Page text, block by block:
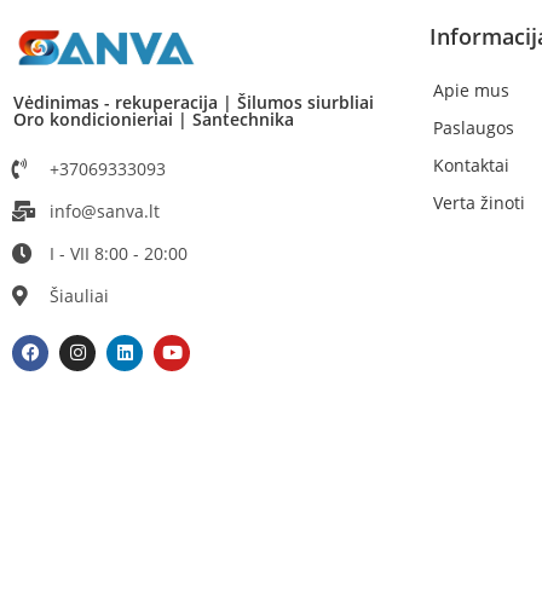
Vėdinimas - rekuperacija | Šilumos siurbliai
Oro kondicionieriai | Santechnika
+37069333093
info@sanva.lt
I - VII 8:00 - 20:00
Šiauliai
Apie mus
Paslaugos
Kontaktai
Verta žinoti